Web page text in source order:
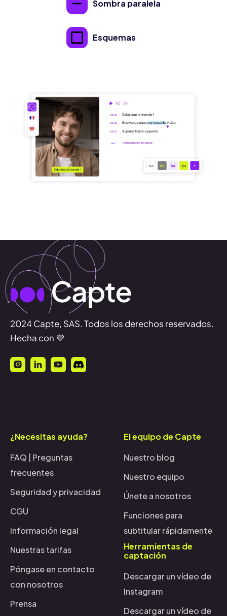
Sombra paralela
Esquemas
2024 Capte, SAS. Todos los derechos reservados.
Hecha con 💜
¿Necesitas ayuda?
FAQ | Preguntas
frecuentes
Seguridad y privacidad
CGU
Información legal
Nuestras tarifas
Póngase en contacto
con nosotros
Prensa
El equipo de Capte
Nuestro blog
Nuestro equipo
Únete a nosotros
Funciones para
subtitular rápidamente
Herramientas de
captación
Descargar un vídeo de
Instagram
Descargar un vídeo de